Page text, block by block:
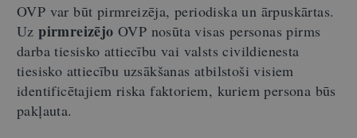
OVP var būt pirmreizēja, periodiska un ārpuskārtas.
Uzpirmreizējo OVP nosūta visas personas pirms
darba tiesisko attiecību vai valsts civildienesta
tiesisko attiecību uzsākšanas atbilstoši visiem
identificētajiem riska faktoriem, kuriem persona būs
pakļauta.